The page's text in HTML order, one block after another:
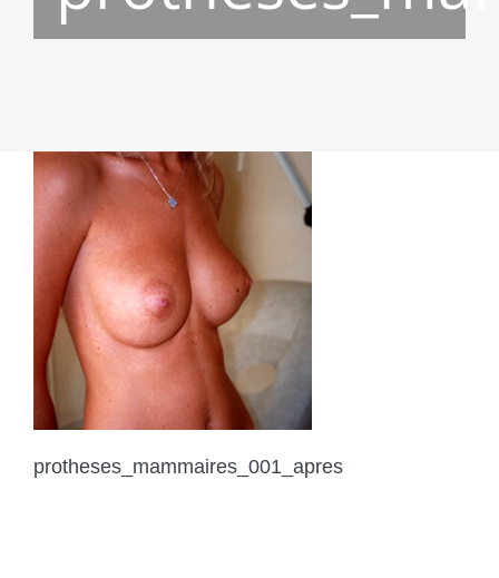
protheses_mammaires_001_apres